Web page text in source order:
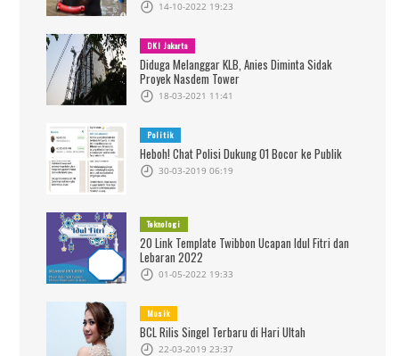
14-10-2022 19:23
DKI Jakarta
Diduga Melanggar KLB, Anies Diminta Sidak
Proyek Nasdem Tower
18-03-2021 11:41
Politik
Heboh! Chat Polisi Dukung 01 Bocor ke Publik
30-03-2019 06:19
Teknologi
20 Link Template Twibbon Ucapan Idul Fitri dan
Lebaran 2022
01-05-2022 19:33
Musik
BCL Rilis Singel Terbaru di Hari Ultah
22-03-2019 23:37